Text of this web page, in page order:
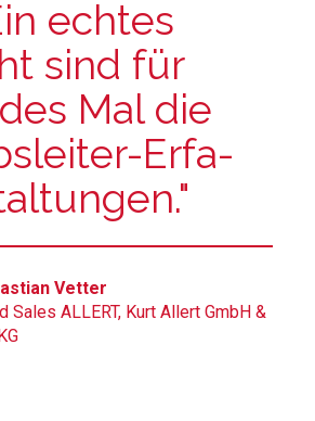
echtes
sind für
Mal die
Erfa-
Vetter
Sales ALLERT, Kurt Allert GmbH &